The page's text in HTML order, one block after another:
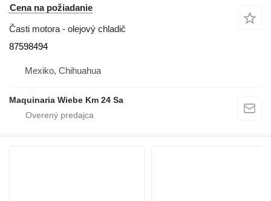
Cena na požiadanie
Časti motora - olejový chladič
87598494
Mexiko, Chihuahua
Maquinaria Wiebe Km 24 Sa